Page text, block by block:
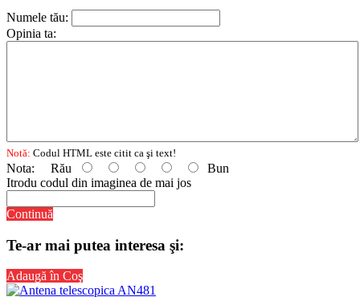
Numele tău:
Opinia ta:
Notă: Codul HTML este citit ca şi text!
Nota: Rău
Bun
Itrodu codul din imaginea de mai jos
Continuă
Te-ar mai putea interesa şi:
Adaugă în Coş